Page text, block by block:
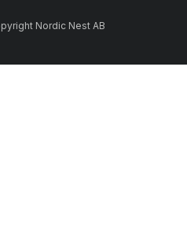
Nordic Nest AB